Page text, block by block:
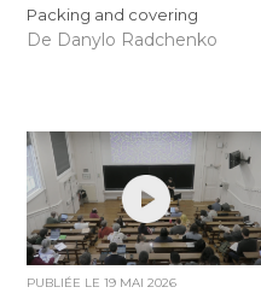
Packing and covering
De Danylo Radchenko
PUBLIÉE LE19 MAI 2026